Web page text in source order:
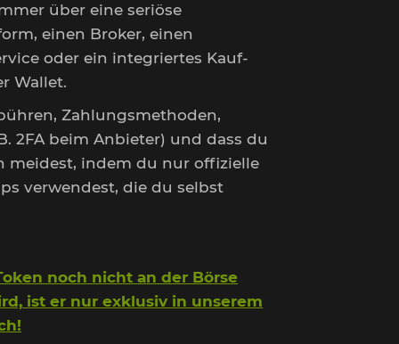
über eine seriöse
einen Broker, einen
oder ein integriertes Kauf-
Wallet.
Zahlungsmethoden,
2FA beim Anbieter) und dass du
meidest, indem du nur offizielle
verwendest, die du selbst
noch nicht an der Börse
ist er nur exklusiv in unserem